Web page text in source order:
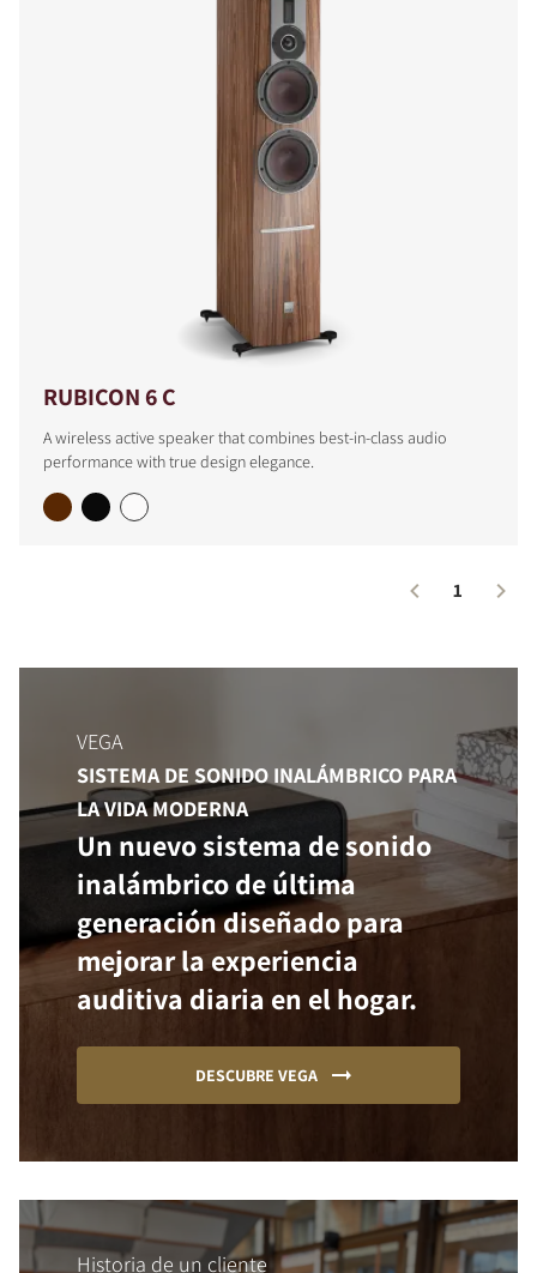
RUBICON 6 C
A wireless active speaker that combines best-in-class audio
performance with true design elegance.
1
COMPARAR PRODUCTOS
VEGA
SISTEMA DE SONIDO INALÁMBRICO PARA
LA VIDA MODERNA
Un nuevo sistema de sonido
inalámbrico de última
generación diseñado para
mejorar la experiencia
auditiva diaria en el hogar.
DESCUBRE VEGA
Historia de un cliente